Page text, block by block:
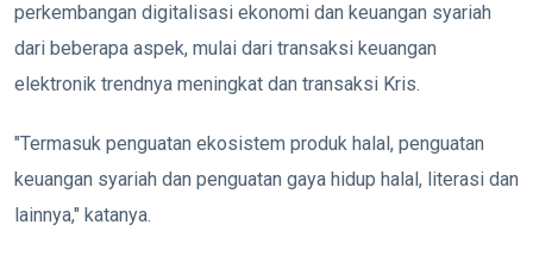
perkembangan digitalisasi ekonomi dan keuangan syariah
dari beberapa aspek, mulai dari transaksi keuangan
elektronik trendnya meningkat dan transaksi Kris.
"Termasuk penguatan ekosistem produk halal, penguatan
keuangan syariah dan penguatan gaya hidup halal, literasi dan
lainnya," katanya.